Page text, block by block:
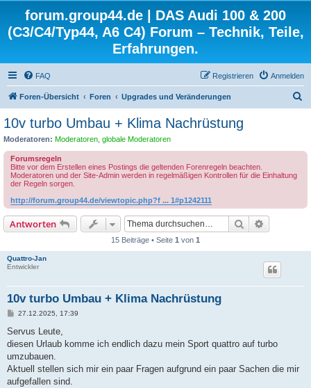
forum.group44.de | DAS Audi 100 & 200
(C3/C4/Typ44, A6 C4) Forum – Technik, Teile,
Erfahrungen.
FAQ Anmelden
Registrieren
Foren-Übersicht Foren Upgrades und Veränderungen
10v turbo Umbau + Klima Nachrüstung
Moderatoren: Moderatoren globale Moderatoren
Forumsregeln
Bitte vor dem Erstellen eines Postings die geltenden Forenregeln beachten.
Moderatoren und der Site-Admin werden in regelmäßigen Kontrollen für die Einhaltung
der Regeln sorgen.
http://forum.group44.de/viewtopic.php?f ... 1#p1242111
Antworten Suche
15 Beiträge • Seite 1 von 1
Quattro-Jan
Entwickler
10v turbo Umbau + Klima Nachrüstung
B
i
r
a
27.12.2025, 17:39
Servus Leute,
diesen Urlaub komme ich endlich dazu mein Sport quattro auf turbo
umzubauen.
Aktuell stellen sich mir ein paar Fragen aufgrund ein paar Sachen die mir
aufgefallen sind.